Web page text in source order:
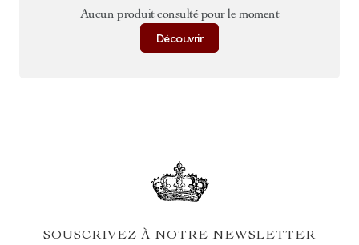
Aucun produit consulté pour le moment
Découvrir
SOUSCRIVEZ À NOTRE NEWSLETTER